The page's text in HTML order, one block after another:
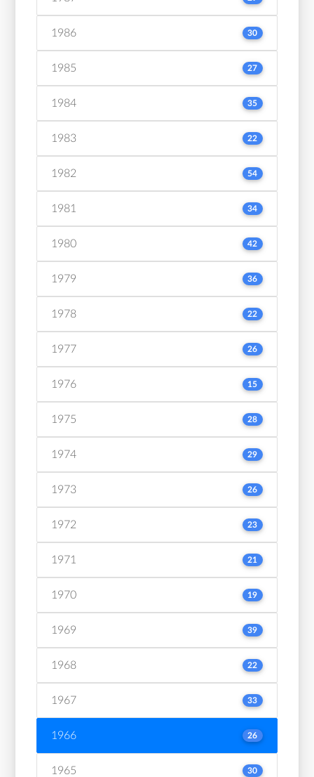
1986 30
1985 27
1984 35
1983 22
1982 54
1981 34
1980 42
1979 36
1978 22
1977 26
1976 15
1975 28
1974 29
1973 26
1972 23
1971 21
1970 19
1969 39
1968 22
1967 33
1966 26
1965 30